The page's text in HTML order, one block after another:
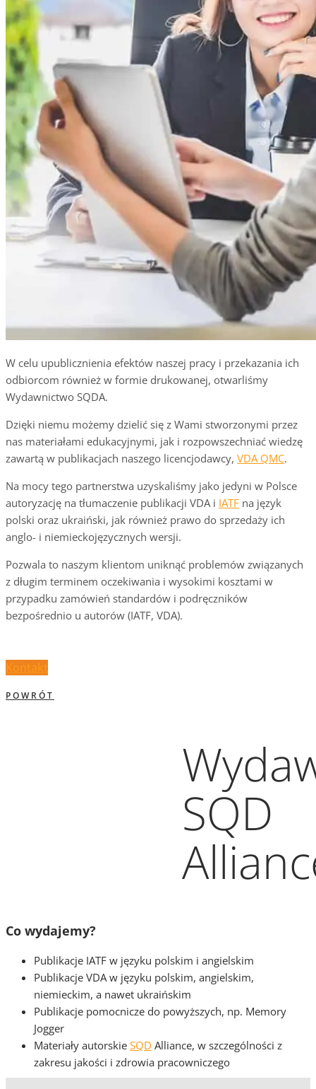
W celu upublicznienia efektów naszej pracy i przekazania ich
odbiorcom również w formie drukowanej, otwarliśmy
Wydawnictwo SQDA.
Dzięki niemu możemy dzielić się z Wami stworzonymi przez
nas materiałami edukacyjnymi, jak i rozpowszechniać wiedzę
zawartą w publikacjach naszego licencjodawcy, VDA QMC.
Na mocy tego partnerstwa uzyskaliśmy jako jedyni w Polsce
autoryzację na tłumaczenie publikacji VDA i IATF na język
polski oraz ukraiński, jak również prawo do sprzedaży ich
anglo- i niemieckojęzycznych wersji.
Pozwala to naszym klientom uniknąć problemów związanych
z długim terminem oczekiwania i wysokimi kosztami w
przypadku zamówień standardów i podręczników
bezpośrednio u autorów (IATF, VDA).
POWRÓT
SQD
Co wydajemy?
Publikacje IATF w języku polskim i angielskim
Publikacje VDA w języku polskim, angielskim,
niemieckim, a nawet ukraińskim
Publikacje pomocnicze do powyższych, np. Memory
Jogger
Materiały autorskie SQD Alliance, w szczególności z
zakresu jakości i zdrowia pracowniczego